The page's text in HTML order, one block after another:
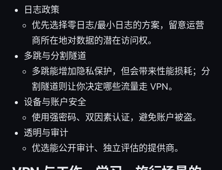
日志政策
优先选择零日志/最小日志的方案，留意运营
商所在地对数据的潜在访问权。
多跳与分割隧道
多跳能增加隐私保护，但会带来性能损耗；分
割隧道则让你决定哪些流量走 VPN。
设备与账户安全
使用强密码、双因素认证，避免账户被盗。
透明与审计
优选能公开审计、独立评估的提供商。